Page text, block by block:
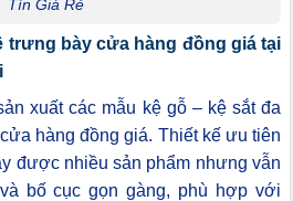
Tín Giá Rẻ
trưng bày cửa hàng đồng giá tại
xuất các mẫu kệ gỗ – kệ sắt đa
hàng đồng giá. Thiết kế ưu tiên
được nhiều sản phẩm nhưng vẫn
bố cục gọn gàng, phù hợp với